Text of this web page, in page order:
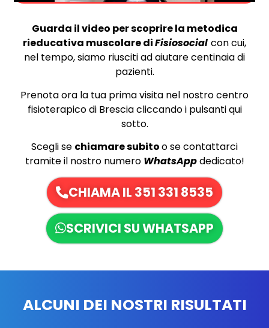
Guarda il video per scoprire la metodica
rieducativa muscolare diFisiosocial con cui,
nel tempo, siamo riusciti ad aiutare centinaia di
pazienti.
Prenota ora la tua prima visita nel nostro centro
fisioterapico di Brescia cliccando i pulsanti qui
sotto.
Scegli se chiamare subitoo se contattarci
tramite il nostro numero WhatsAppdedicato!
CHIAMA IL 351 331 8535
SCRIVICI SU WHATSAPP
ALCUNI DEI NOSTRI RISULTATI